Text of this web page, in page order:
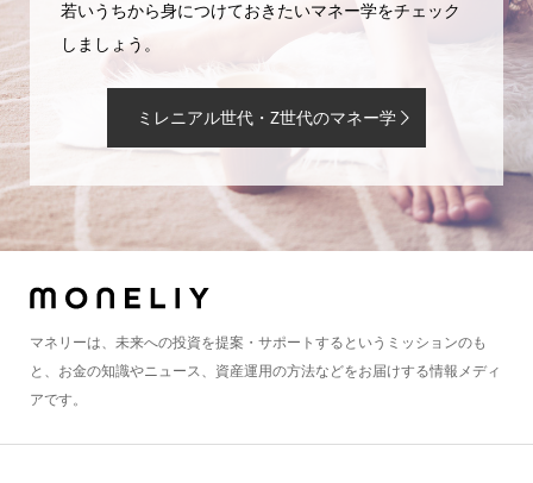
若いうちから身につけておきたいマネー学をチェック
しましょう。
ミレニアル世代・Z世代のマネー学
マネリーは、未来への投資を提案・サポートするというミッションのも
と、お金の知識やニュース、資産運用の方法などをお届けする情報メディ
アです。